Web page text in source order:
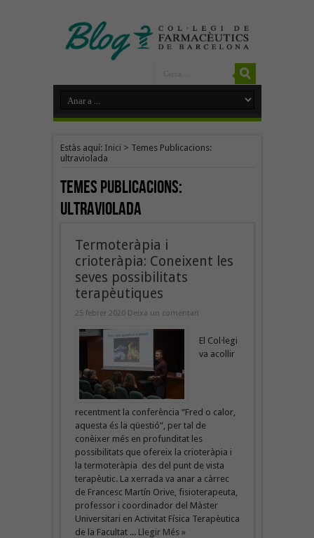
Estàs aquí: Inici > Temes Publicacions:
ultraviolada
Temes Publicacions:
ultraviolada
Termoteràpia i
crioteràpia: Coneixent les
seves possibilitats
terapèutiques
25 febrer 2020 Deixa un comentari
El Col·legi
va acollir
recentment la conferència “Fred o calor,
aquesta és la qüestió”, per tal de
conèixer més en profunditat les
possibilitats que ofereix la crioteràpia i
la termoteràpia des del punt de vista
terapèutic. La xerrada va anar a càrrec
de Francesc Martín Orive, fisioterapeuta,
professor i coordinador del Màster
Universitari en Activitat Física Terapèutica
de la Facultat ... Llegir Més »